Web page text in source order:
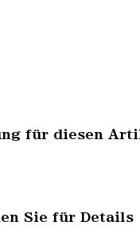
für diesen
Sie für Details